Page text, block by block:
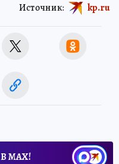
Источник: kp.ru
МАХ!